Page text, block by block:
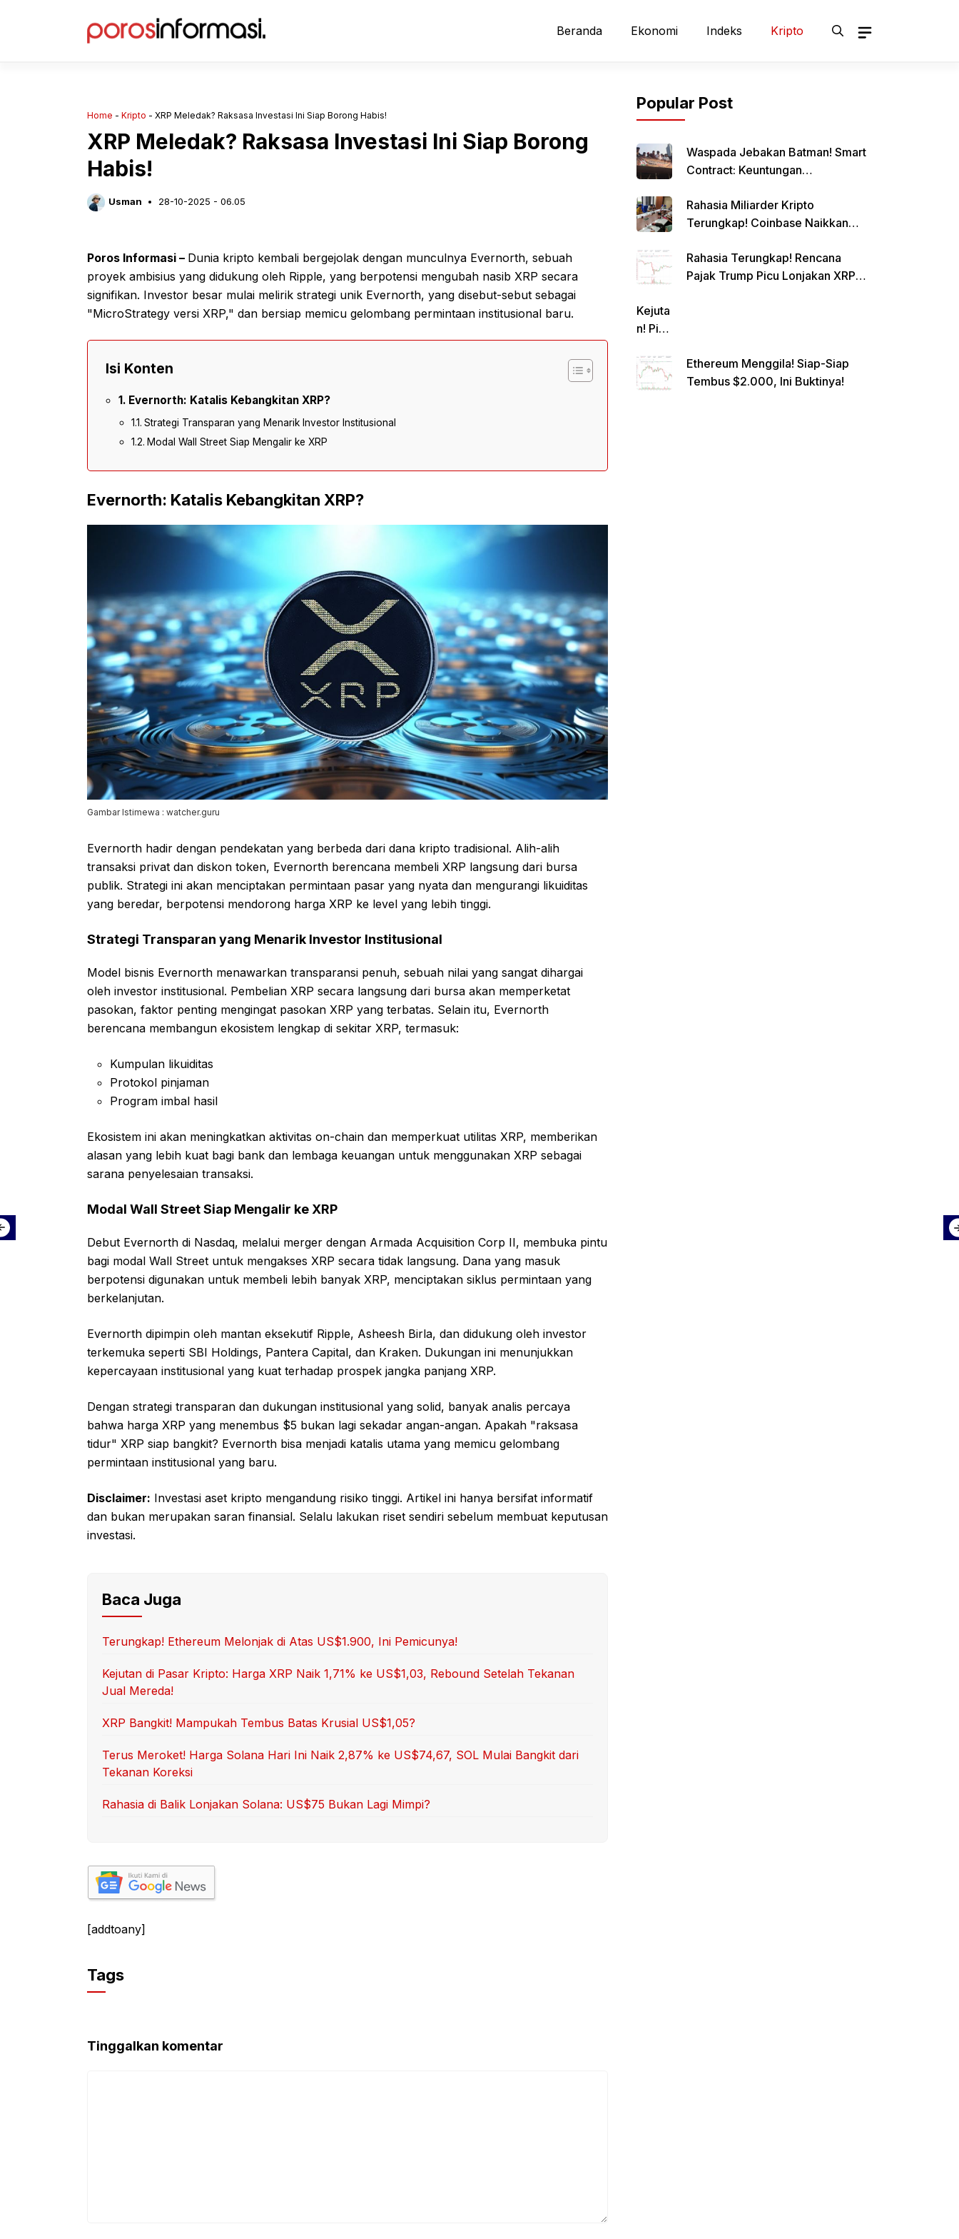
Beranda Ekonomi Indeks Kripto
Home - Kripto - XRP Meledak? Raksasa Investasi Ini Siap Borong Habis!
XRP Meledak? Raksasa Investasi Ini Siap Borong
Habis!
Usman 28-10-2025 - 06.05
Poros Informasi – Dunia kripto kembali bergejolak dengan munculnya Evernorth, sebuah
proyek ambisius yang didukung oleh Ripple, yang berpotensi mengubah nasib XRP secara
signifikan. Investor besar mulai melirik strategi unik Evernorth, yang disebut-sebut sebagai
"MicroStrategy versi XRP," dan bersiap memicu gelombang permintaan institusional baru.
Isi Konten
Evernorth: Katalis Kebangkitan XRP?
Strategi Transparan yang Menarik Investor Institusional
Modal Wall Street Siap Mengalir ke XRP
Evernorth: Katalis Kebangkitan XRP?
Gambar Istimewa : watcher.guru
Evernorth hadir dengan pendekatan yang berbeda dari dana kripto tradisional. Alih-alih
transaksi privat dan diskon token, Evernorth berencana membeli XRP langsung dari bursa
publik. Strategi ini akan menciptakan permintaan pasar yang nyata dan mengurangi likuiditas
yang beredar, berpotensi mendorong harga XRP ke level yang lebih tinggi.
Strategi Transparan yang Menarik Investor Institusional
Model bisnis Evernorth menawarkan transparansi penuh, sebuah nilai yang sangat dihargai
oleh investor institusional. Pembelian XRP secara langsung dari bursa akan memperketat
pasokan, faktor penting mengingat pasokan XRP yang terbatas. Selain itu, Evernorth
berencana membangun ekosistem lengkap di sekitar XRP, termasuk:
Kumpulan likuiditas
Protokol pinjaman
Program imbal hasil
Ekosistem ini akan meningkatkan aktivitas on-chain dan memperkuat utilitas XRP, memberikan
alasan yang lebih kuat bagi bank dan lembaga keuangan untuk menggunakan XRP sebagai
sarana penyelesaian transaksi.
Modal Wall Street Siap Mengalir ke XRP
Debut Evernorth di Nasdaq, melalui merger dengan Armada Acquisition Corp II, membuka pintu
bagi modal Wall Street untuk mengakses XRP secara tidak langsung. Dana yang masuk
berpotensi digunakan untuk membeli lebih banyak XRP, menciptakan siklus permintaan yang
berkelanjutan.
Evernorth dipimpin oleh mantan eksekutif Ripple, Asheesh Birla, dan didukung oleh investor
terkemuka seperti SBI Holdings, Pantera Capital, dan Kraken. Dukungan ini menunjukkan
kepercayaan institusional yang kuat terhadap prospek jangka panjang XRP.
Dengan strategi transparan dan dukungan institusional yang solid, banyak analis percaya
bahwa harga XRP yang menembus $5 bukan lagi sekadar angan-angan. Apakah "raksasa
tidur" XRP siap bangkit? Evernorth bisa menjadi katalis utama yang memicu gelombang
permintaan institusional yang baru.
Disclaimer: Investasi aset kripto mengandung risiko tinggi. Artikel ini hanya bersifat informatif
dan bukan merupakan saran finansial. Selalu lakukan riset sendiri sebelum membuat keputusan
investasi.
Baca Juga
Terungkap! Ethereum Melonjak di Atas US$1.900, Ini Pemicunya!
Kejutan di Pasar Kripto: Harga XRP Naik 1,71% ke US$1,03, Rebound Setelah Tekanan
Jual Mereda!
XRP Bangkit! Mampukah Tembus Batas Krusial US$1,05?
Terus Meroket! Harga Solana Hari Ini Naik 2,87% ke US$74,67, SOL Mulai Bangkit dari
Tekanan Koreksi
Rahasia di Balik Lonjakan Solana: US$75 Bukan Lagi Mimpi?
[addtoany]
Tags
Tinggalkan komentar
Popular Post
Waspada Jebakan Batman! Smart
Contract: Keuntungan
Rahasia Miliarder Kripto
Terungkap! Coinbase Naikkan
Juta!
Rahasia Terungkap! Rencana
Pajak Trump Picu Lonjakan XRP
Kejuta
n! Pi
rk
Gande
Ethereum Menggila! Siap-Siap
Tembus $2.000, Ini Buktinya!